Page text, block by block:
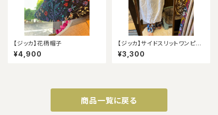
【ジッカ】花柄帽子
¥4,900
【ジッカ】サイドスリットワンピー
ス（アウトレット）
¥3,300
商品一覧に戻る